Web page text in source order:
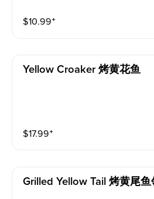
$10.99⁺
Yellow Croaker 烤黄花鱼
$17.99⁺
Grilled Yellow Tail 烤黄尾鱼